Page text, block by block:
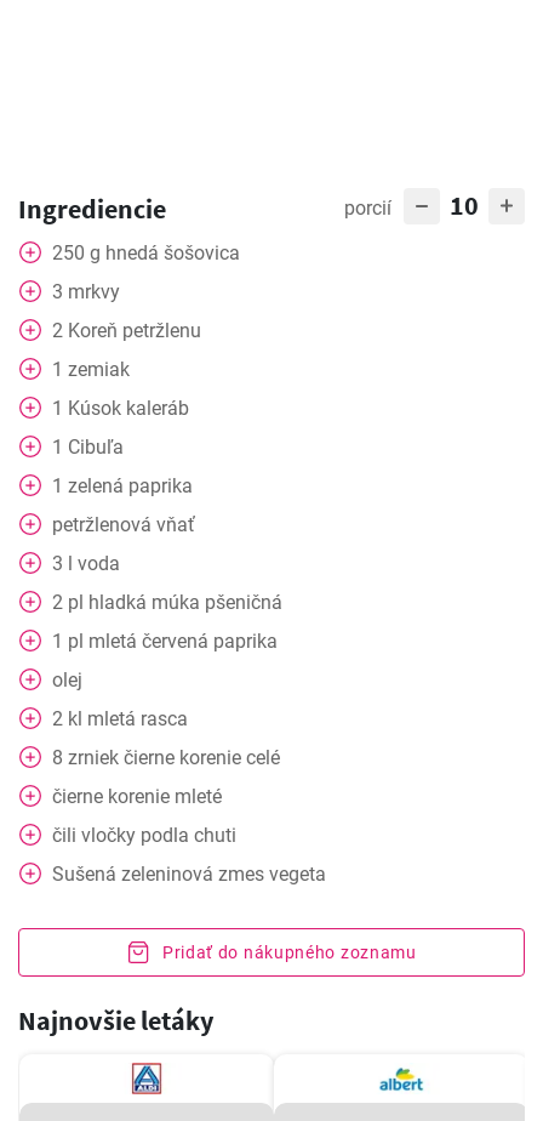
Ingrediencie porcií 10
250 g hnedá šošovica
3 mrkvy
2 Koreň petržlenu
1 zemiak
1 Kúsok kaleráb
1 Cibuľa
1 zelená paprika
petržlenová vňať
3 l voda
2 pl hladká múka pšeničná
1 pl mletá červená paprika
olej
2 kl mletá rasca
8 zrniek čierne korenie celé
čierne korenie mleté
čili vločky podla chuti
Sušená zeleninová zmes vegeta
Pridať do nákupného zoznamu
Najnovšie letáky